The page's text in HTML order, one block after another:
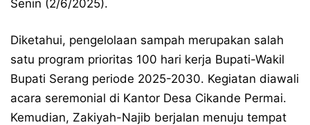
Senin (2/6/2025).
Diketahui, pengelolaan sampah merupakan salah
satu program prioritas 100 hari kerja Bupati-Wakil
Bupati Serang periode 2025-2030. Kegiatan diawali
acara seremonial di Kantor Desa Cikande Permai.
Kemudian, Zakiyah-Najib berjalan menuju tempat